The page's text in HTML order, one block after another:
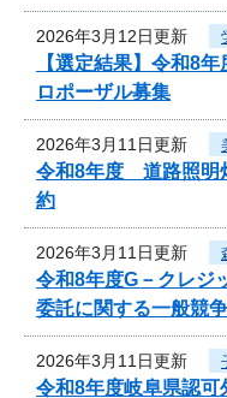
2026年3月12日更新
【選定結果】令和8
ロポーザル募集
2026年3月11日更新
令和8年度 道路照明
約
2026年3月11日更新
令和8年度G－クレジ
委託に関する一般競
2026年3月11日更新
令和8年度岐阜県認